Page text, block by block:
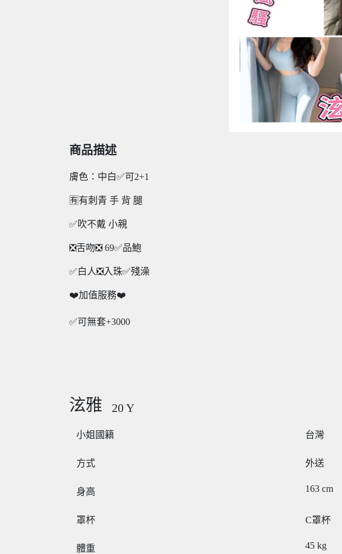
商品描述
膚色：中白✅可2+1
🈶有刺青 手 背 腿
✅吹不戴 小親
❎舌吻❎ 69✅品鮑
✅白人❎入珠✅殘澡
❤️加值服務❤️
✅可無套+3000
泫雅 20Y
小姐國籍 台灣
方式 外送
身高 163 cm
罩杯 C罩杯
體重 45 kg